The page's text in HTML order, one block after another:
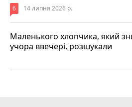
6 14 липня 2026 р.
Маленького хлопчика, який
учора ввечері, розшукали